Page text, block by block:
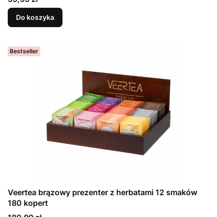
Do koszyka
Bestseller
Veertea brązowy prezenter z herbatami 12 smaków
180 kopert